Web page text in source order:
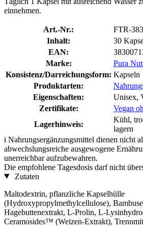
einnehmen.
Art.-Nr.:
FTR-
Inhalt:
30
EAN:
Marke:
Pura
Konsistenz/Darreichungsform: Kapseln
Produktarten:
Eigenschaften:
Unisex,
Zertifikate:
Vegan
Lagerhinweis:
Kühl,
lagern
i Nahrungsergänzungsmittel dienen nicht
abwechslungsreiche ausgewogene
unerreichbar aufzubewahren.
Die empfohlene Tagesdosis darf nicht
Zutaten
Maltodextrin, pflanzliche Kapselhülle
(Hydroxypropylmethylcellulose),
Hagebuttenextrakt, L-Prolin, L-
Ceramosides™ (Weizen-Extrakt),